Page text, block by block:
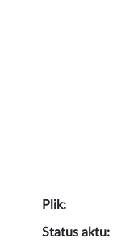
Plik:
Status aktu: